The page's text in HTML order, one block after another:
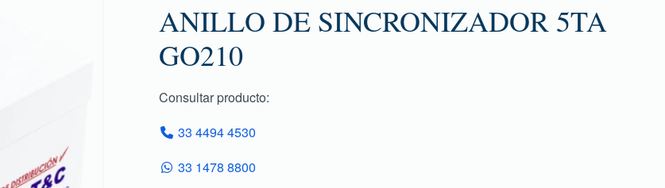
ANILLO DE SINCRONIZADOR 5TA
GO210
Consultar producto:
33 4494 4530
33 1478 8800